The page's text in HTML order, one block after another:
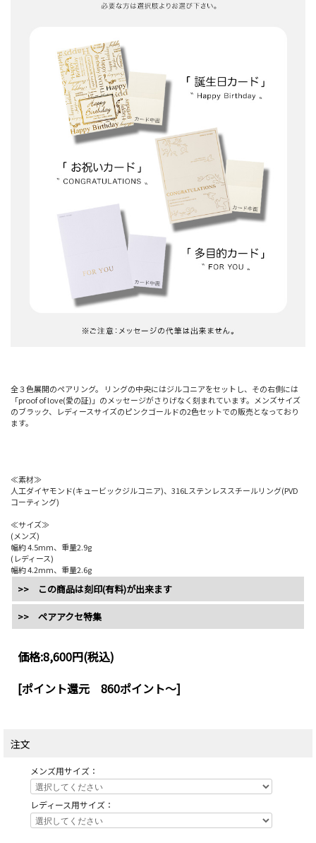
全３色展開のペアリング。 リングの中央にはジルコニアをセットし、その右側には
「proof of love(愛の証)」のメッセージがさりげなく刻まれています。メンズサイズ
のブラック、レディースサイズのピンクゴールドの2色セットでの販売となっており
ます。
≪素材≫
人工ダイヤモンド(キュービックジルコニア)、316Lステンレススチールリング(PVD
コーティング)
≪サイズ≫
(メンズ)
幅約 4.5mm、重量2.9g
(レディース)
幅約 4.2mm、重量2.6g
>> この商品は刻印(有料)が出来ます
>> ペアアクセ特集
価格:8,600円(税込)
[ポイント還元 860ポイント～]
注文
メンズ用サイズ：
レディース用サイズ：